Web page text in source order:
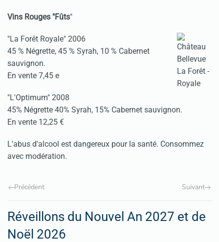
Vins Rouges "Fûts"
"La Forêt Royale" 2006
45 % Négrette, 45 % Syrah, 10 % Cabernet
sauvignon.
En vente 7,45 e
"L'Optimum" 2008
45% Négrette 40% Syrah, 15% Cabernet sauvignon.
En vente 12,25 €
L'abus d'alcool est dangereux pour la santé. Consommez
avec modération.
Précédent Suivant
Réveillons du Nouvel An 2027 et de
Noël 2026